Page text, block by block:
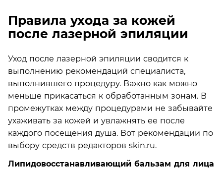
Правила ухода за кожей
после лазерной эпиляции
Уход после лазерной эпиляции сводится к
выполнению рекомендаций специалиста,
выполнившего процедуру. Важно как можно
меньше прикасаться к обработанным зонам. В
промежутках между процедурами не забывайте
ухаживать за кожей и увлажнять ее после
каждого посещения душа. Вот рекомендации по
выбору средств редакторов skin.ru.
Липидовосстанавливающий бальзам для лица